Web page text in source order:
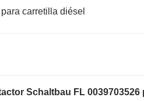
carretilla diésel
Schaltbau FL 0039703526